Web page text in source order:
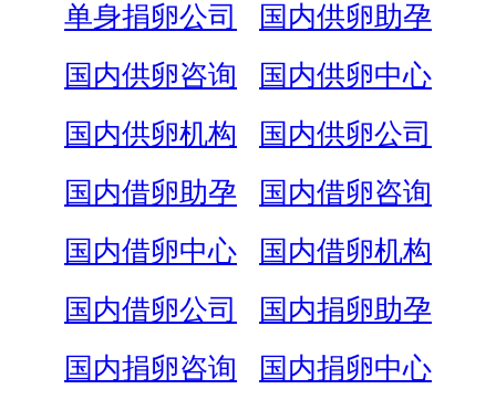
单身捐卵公司
国内供卵助孕
国内供卵咨询
国内供卵中心
国内供卵机构
国内供卵公司
国内借卵助孕
国内借卵咨询
国内借卵中心
国内借卵机构
国内借卵公司
国内捐卵助孕
国内捐卵咨询
国内捐卵中心